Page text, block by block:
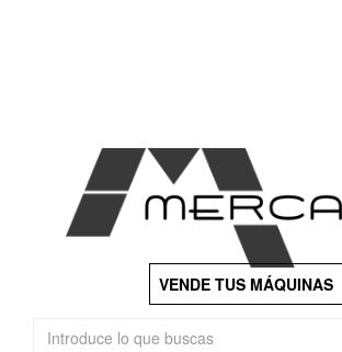
VENDE TUS MÁQUINAS